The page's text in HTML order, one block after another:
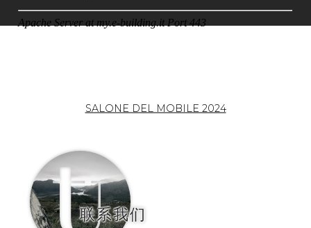
SALONE DEL MOBILE 2024
联系我们